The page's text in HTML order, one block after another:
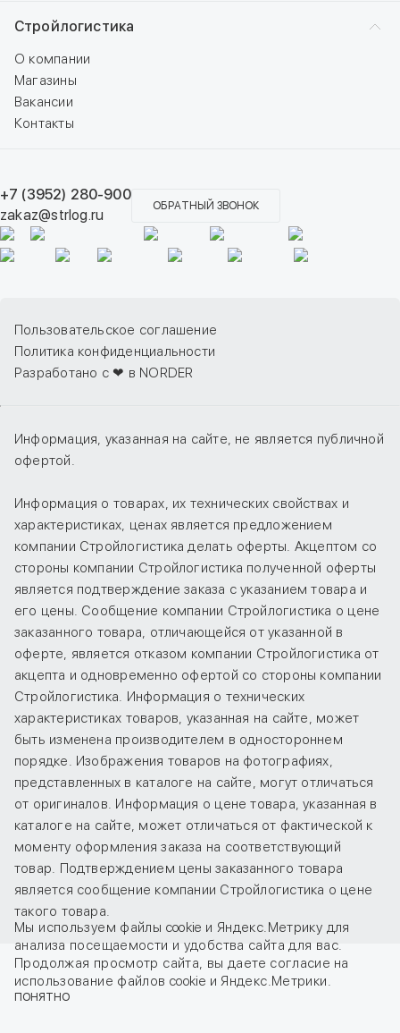
Стройлогистика
О компании
Магазины
Вакансии
Контакты
+7 (3952) 280-900
zakaz@strlog.ru
ОБРАТНЫЙ ЗВОНОК
Пользовательское соглашение
Политика конфиденциальности
Разработано с ❤ в NORDER
Информация, указанная на сайте, не является публичной
офертой.
Информация о товарах, их технических свойствах и
характеристиках, ценах является предложением
компании Стройлогистика делать оферты. Акцептом со
стороны компании Стройлогистика полученной оферты
является подтверждение заказа с указанием товара и
его цены. Сообщение компании Стройлогистика о цене
заказанного товара, отличающейся от указанной в
оферте, является отказом компании Стройлогистика от
акцепта и одновременно офертой со стороны компании
Стройлогистика. Информация о технических
характеристиках товаров, указанная на сайте, может
быть изменена производителем в одностороннем
порядке. Изображения товаров на фотографиях,
представленных в каталоге на сайте, могут отличаться
от оригиналов. Информация о цене товара, указанная в
каталоге на сайте, может отличаться от фактической к
моменту оформления заказа на соответствующий
товар. Подтверждением цены заказанного товара
является сообщение компании Стройлогистика о цене
такого товара.
Мы используем файлы cookie и Яндекс.Метрику для
анализа посещаемости и удобства сайта для вас.
Продолжая просмотр сайта, вы даете согласие на
использование файлов cookie и Яндекс.Метрики.
ПОНЯТНО